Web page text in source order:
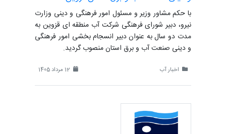
با حکم مشاور وزیر و مسئول امور فرهنگی و دینی وزارت
نیرو، دبیر شورای فرهنگی شرکت آب منطقه ای قزوین به
مدت دو سال به عنوان دبیر انسجام بخشی امور فرهنگی
و دینی صنعت آب و برق استان منصوب گردید.
اخبار آب